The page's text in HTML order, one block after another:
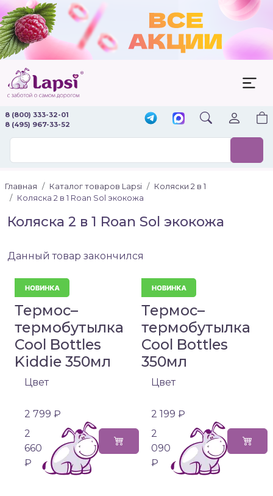
8 (800) 333-32-01
8 (495) 967-33-52
Главная Каталог товаров Lapsi
Коляски 2 в 1
Коляска 2 в 1 Roan Sol экокожа
Коляска 2 в 1 Roan Sol экокожа
Данный товар закончился
Термос–
термобутылка
Cool Bottles
Kiddie 350мл
Цвет
2 799 ₽
2
660
₽
Термос–
термобутылка
Cool Bottles
350мл
Цвет
2 199 ₽
2
090
₽